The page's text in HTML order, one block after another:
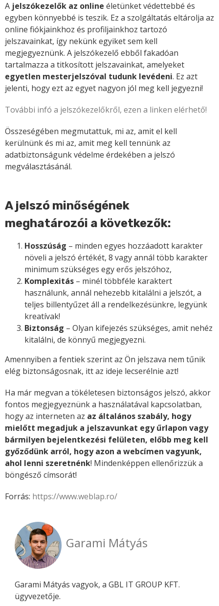
A jelszókezelők az online életünket védettebbé és
egyben könnyebbé is teszik. Ez a szolgáltatás eltárolja az
online fiókjainkhoz és profiljainkhoz tartozó
jelszavainkat, így nekünk egyiket sem kell
megjegyeznünk. A jelszókezelő ebből fakadóan
tartalmazza a titkosított jelszavainkat, amelyeket
egyetlen mesterjelszóval tudunk levédeni. Ez azt
jelenti, hogy ezt az egyet nagyon jól meg kell jegyezni!
További infó a jelszókezelőkről, ezen a linken elérhető!
Összeségében megmutattuk, mi az, amit el kell
kerülnünk és mi az, amit meg kell tennünk az
adatbiztonságunk védelme érdekében a jelszó
megválasztásánál.
A jelszó minőségének
meghatározói a következők:
Hosszúság – minden egyes hozzáadott karakter
növeli a jelszó értékét, 8 vagy annál több karakter
minimum szükséges egy erős jelszóhoz,
Komplexitás – minél többféle karaktert
használunk, annál nehezebb kitalálni a jelszót, a
teljes billentyűzet áll a rendelkezésünkre, legyünk
kreatívak!
Biztonság – Olyan kifejezés szükséges, amit nehéz
kitalálni, de könnyű megjegyezni.
Amennyiben a fentiek szerint az Ön jelszava nem tűnik
elég biztonságosnak, itt az ideje lecserélnie azt!
Ha már megvan a tökéletesen biztonságos jelszó, akkor
fontos megjegyeznünk a használatával kapcsolatban,
hogy az interneten az az általános szabály, hogy
mielőtt megadjuk a jelszavunkat egy űrlapon vagy
bármilyen bejelentkezési felületen, előbb meg kell
győződünk arról, hogy azon a webcímen vagyunk,
ahol lenni szeretnénk! Mindenképpen ellenőrizzük a
böngésző címsorát!
Forrás: https://www.weblap.ro/
Garami Mátyás
Garami Mátyás vagyok, a GBL IT GROUP KFT.
ügyvezetője.